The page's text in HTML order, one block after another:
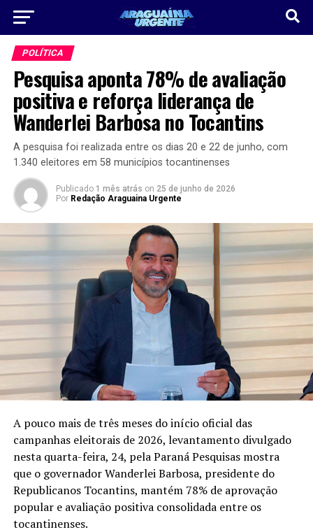
POLÍTICA
Pesquisa aponta 78% de avaliação
positiva e reforça liderança de
Wanderlei Barbosa no Tocantins
A pesquisa foi realizada entre os dias 20 e 22 de junho, com
1.340 eleitores em 58 municípios tocantinenses
Publicado 1 mês atrás on 25 de junho de 2026
Por Redação Araguaina Urgente
A pouco mais de três meses do início oficial das
campanhas eleitorais de 2026, levantamento divulgado
nesta quarta-feira, 24, pela Paraná Pesquisas mostra
que o governador Wanderlei Barbosa, presidente do
Republicanos Tocantins, mantém 78% de aprovação
popular e avaliação positiva consolidada entre os
tocantinenses.